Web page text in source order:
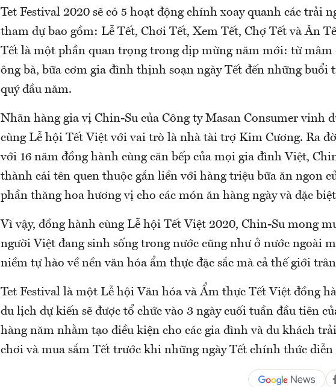
Tet Festival 2020 sẽ có 5 hoạt động chính xoay quanh các trải
tham dự bao gồm: Lễ Tết, Chơi Tết, Xem Tết, Chợ Tết và Ăn
Tết là một phần quan trọng trong dịp mừng năm mới: từ mâm
ông bà, bữa cơm gia đình thịnh soạn ngày Tết đến những buổi
quý đầu năm.
Nhãn hàng gia vị Chin-Su của Công ty Masan Consumer vinh
cùng Lễ hội Tết Việt với vai trò là nhà tài trợ Kim Cương. Ra
với 16 năm đồng hành cùng căn bếp của mọi gia đình Việt,
thành cái tên quen thuộc gắn liền với hàng triệu bữa ăn ngon
phần thăng hoa hương vị cho các món ăn hàng ngày và đặc
Vì vậy, đồng hành cùng Lễ hội Tết Việt 2020, Chin-Su mong
người Việt đang sinh sống trong nước cũng như ở nước ngoài
niềm tự hào về nền văn hóa ẩm thực đặc sắc mà cả thế giới
Tet Festival là một Lễ hội Văn hóa và Ẩm thực Tết Việt đồng
du lịch dự kiến sẽ được tổ chức vào 3 ngày cuối tuần đầu tiên
hàng năm nhằm tạo điều kiện cho các gia đình và du khách
chơi và mua sắm Tết trước khi những ngày Tết chính thức diễn